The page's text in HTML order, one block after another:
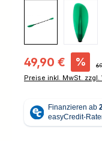
Verkaufspreis:
49,90 € %
Preise inkl. MwSt.